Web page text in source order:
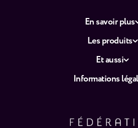
En savoir plus
Les produits
Et aussi
Informations